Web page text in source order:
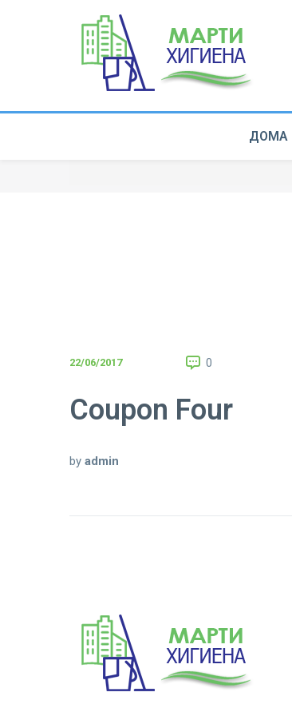
ДОМА
22/06/2017 0
Coupon Four
by admin